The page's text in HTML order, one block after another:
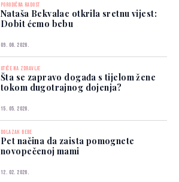
PORODIČNA RADOST
Nataša Bekvalac otkrila sretnu vijest:
Dobit ćemo bebu
09. 06. 2026.
UTIČE NA ZDRAVLJE
Šta se zapravo događa s tijelom žene
tokom dugotrajnog dojenja?
15. 05. 2026.
DOLAZAK BEBE
Pet načina da zaista pomognete
novopečenoj mami
12. 02. 2026.